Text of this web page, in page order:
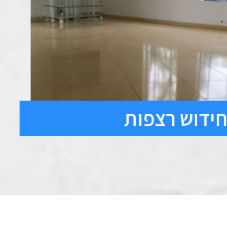
חידוש רצפות